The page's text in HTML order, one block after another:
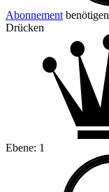
Abonnement benötigen
Drücken
Ebene: 1